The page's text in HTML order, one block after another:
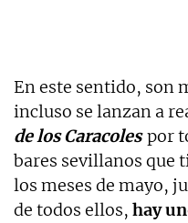
En este sentido, son
incluso se lanzan a
de los Caracolespor
bares sevillanos que
los meses de mayo,
de todos ellos, hay